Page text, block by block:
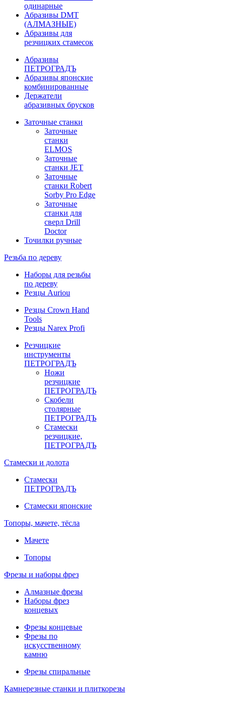
одинарные
Абразивы DMT
(АЛМАЗНЫЕ)
Абразивы для
резчицких стамесок
Абразивы
ПЕТРОГРАДЪ
Абразивы японские
комбинированные
Держатели
абразивных брусков
Заточные станки
Заточные
станки
ELMOS
Заточные
станки JET
Заточные
станки Robert
Sorby Pro Edge
Заточные
станки для
сверл Drill
Doctor
Точилки ручные
Резьба по дереву
Наборы для резьбы
по дереву
Резцы Auriou
Резцы Crown Hand
Tools
Резцы Narex Profi
Резчицкие
инструменты
ПЕТРОГРАДЪ
Ножи
резчицкие
ПЕТРОГРАДЪ
Скобели
столярные
ПЕТРОГРАДЪ
Стамески
резчицкие,
ПЕТРОГРАДЪ
Стамески и долота
Стамески
ПЕТРОГРАДЪ
Стамески японские
Топоры, мачете, тёсла
Мачете
Топоры
Фрезы и наборы фрез
Алмазные фрезы
Наборы фрез
концевых
Фрезы концевые
Фрезы по
искусственному
камню
Фрезы спиральные
Камнерезные станки и плиткорезы